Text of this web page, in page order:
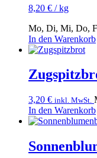
8,20 € /kg
Mo, Di, Mi, Do,
In den Warenkorb
3,20 € inkl. MwSt.
In den Warenkorb